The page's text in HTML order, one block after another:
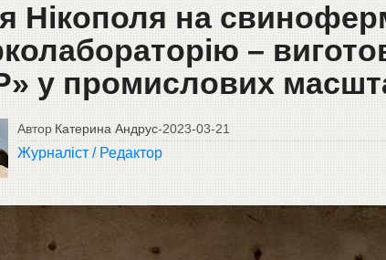
Нікополя на
–
у промислових
Автор Катерина Андрус-2023-03-21
Журналіст / Редактор